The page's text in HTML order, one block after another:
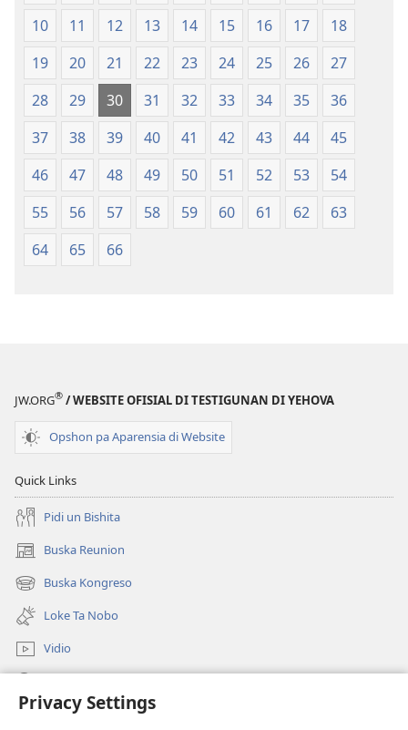
Privacy Settings
10
11 12 13 14 15 16 17
18
19
20 21 22 23 24 25 26
27
28
29 30 31 32 33 34 35
36
37
38 39 40 41 42 43 44
45
46
47 48 49 50 51 52 53
54
55
56 57 58 59 60 61 62
63
64
65 66
JW.ORG® / WEBSITE OFISIAL DI TESTIGUNAN DI YEHOVA
Opshon pa Aparensia di Website
Quick Links
Pidi un Bishita
Buska Reunion
(opens
new
window)
Buska Kongreso
(opens
new
window)
Loke Ta Nobo
Vidio